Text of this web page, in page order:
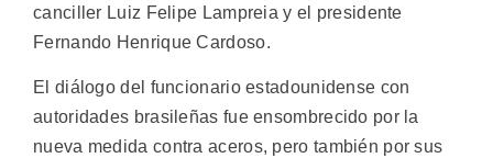
canciller Luiz Felipe Lampreia y el presidente
Fernando Henrique Cardoso.
El diálogo del funcionario estadounidense con
autoridades brasileñas fue ensombrecido por la
nueva medida contra aceros, pero también por sus